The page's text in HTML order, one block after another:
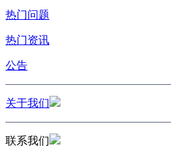
热门问题
热门资讯
公告
关于我们
联系我们